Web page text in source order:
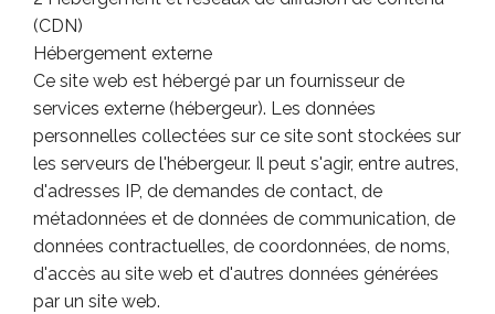
(CDN)
Hébergement externe
Ce site web est hébergé par un fournisseur de
services externe (hébergeur). Les données
personnelles collectées sur ce site sont stockées sur
les serveurs de l'hébergeur. Il peut s'agir, entre autres,
d'adresses IP, de demandes de contact, de
métadonnées et de données de communication, de
données contractuelles, de coordonnées, de noms,
d'accès au site web et d'autres données générées
par un site web.